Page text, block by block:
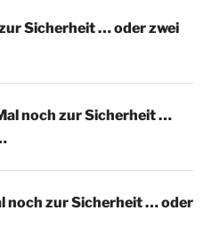
Sicherheit … oder zwei
noch zur Sicherheit …
noch zur Sicherheit … oder